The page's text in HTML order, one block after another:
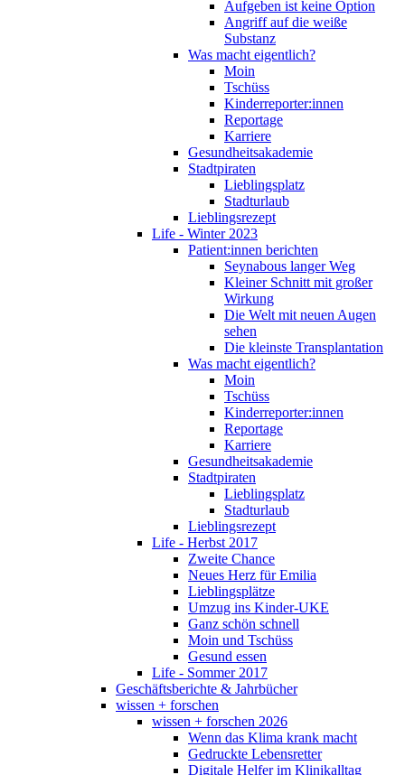
Aufgeben ist keine Option
Angriff auf die weiße
Substanz
Was macht eigentlich?
Moin
Tschüss
Kinderreporter:innen
Reportage
Karriere
Gesundheitsakademie
Stadtpiraten
Lieblingsplatz
Stadturlaub
Lieblingsrezept
Life - Winter 2023
Patient:innen berichten
Seynabous langer Weg
Kleiner Schnitt mit großer
Wirkung
Die Welt mit neuen Augen
sehen
Die kleinste Transplantation
Was macht eigentlich?
Moin
Tschüss
Kinderreporter:innen
Reportage
Karriere
Gesundheitsakademie
Stadtpiraten
Lieblingsplatz
Stadturlaub
Lieblingsrezept
Life - Herbst 2017
Zweite Chance
Neues Herz für Emilia
Lieblingsplätze
Umzug ins Kinder-UKE
Ganz schön schnell
Moin und Tschüss
Gesund essen
Life - Sommer 2017
Geschäftsberichte & Jahrbücher
wissen + forschen
wissen + forschen 2026
Wenn das Klima krank macht
Gedruckte Lebensretter
Digitale Helfer im Klinikalltag